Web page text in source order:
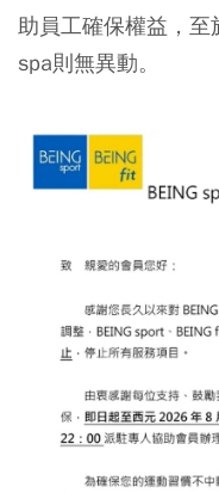
助員工確保權益，至
spa則無異動。